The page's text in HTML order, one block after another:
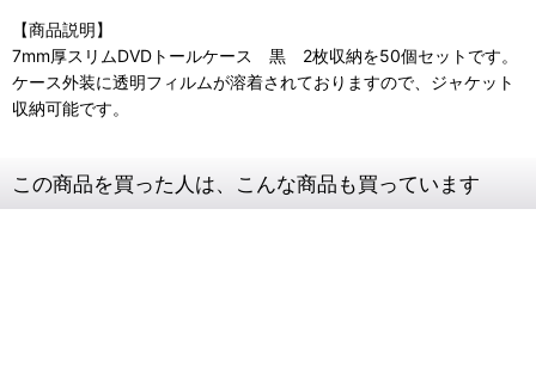
【商品説明】
7mm厚スリムDVDトールケース 黒 2枚収納を50個セットです。
ケース外装に透明フィルムが溶着されておりますので、ジャケット
収納可能です。
この商品を買った人は、こんな商品も買っています